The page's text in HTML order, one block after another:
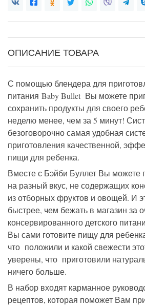
ОПИСАНИЕ ТОВАРА
С помощью блендера для
питания Baby Bullet Вы можете
сохранить продукты для своего
неделю менее, чем за 5 минут!
безоговорочно самая удобная
приготовления качественной,
пищи для ребенка.
Вместе с Бэйби Буллет Вы можете
на разный вкус, не содержащих
из отборных фруктов и овощей. И
быстрее, чем бежать в магазин за
консервированного детского
Вы сами готовите пищу для
что положили и какой свежести
уверены, что приготовили
ничего больше.
В набор входят карманное
рецептов, которая поможет Вам